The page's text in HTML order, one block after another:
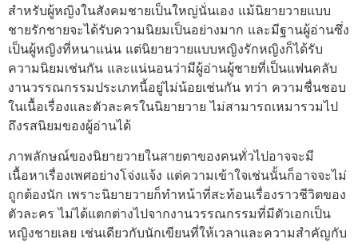
สำหรับผู้หญิงในสังคมชายเป็นใหญ่นั่นเอง แม้นิยายวายแบบ
ชายรักชายจะได้รับความนิยมเป็นอย่างมาก และมีฐานผู้อ่านซึ่ง
เป็นผู้หญิงที่หนาแน่น แต่นิยายวายแบบหญิงรักหญิงก็ได้รับ
ความนิยมเช่นกัน และแน่นอนว่ามีผู้อ่านผู้ชายที่เป็นแฟนคลับ
งานวรรณกรรมประเภทนี้อยู่ไม่น้อยเช่นกัน ทว่า ความชื่นชอบ
ในเนื้อเรื่องและตัวละครในนิยายวาย ไม่สามารถเหมารวมไป
ถึงรสนิยมของผู้อ่านได้
ภาพลักษณ์ของนิยายวายในสายตาของคนทั่วไปอาจจะมี
เนื้อหาเรื่องเพศอย่างโจ่งแจ้ง แต่ความเข้าใจเช่นนั้นก็อาจจะไม่
ถูกต้องนัก เพราะนิยายวายก็ทำหน้าที่สะท้อนเรื่องราวชีวิตของ
ตัวละคร ไม่ได้แตกต่างไปจากงานวรรณกรรมที่มีตัวเอกเป็น
หญิงชายเลย เช่นเดียวกับนักเขียนที่ให้เวลาและความสำคัญกับ